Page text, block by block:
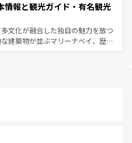
暖で、どの季節にも異なる楽しみ
すいタイの人々、仏教を中心とし
光資源が、訪れる旅人を魅了し続
タイ情報はコンテンツ一覧を参照して
するはず。観光スポットが密集し
ろを回れるのも魅力。息をのむよ
験まで、香港を存分に楽しみ尽く
香港情報はコンテンツ一覧を参照して
情報と観光ガイド・有名観光
文化が融合した独自の魅力を放つ
建築物が並ぶマリーナベイ、歴史
風情を楽しめる外せないスポット